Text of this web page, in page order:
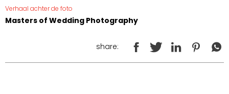
Verhaal achter de foto
Masters of Wedding Photography
share: